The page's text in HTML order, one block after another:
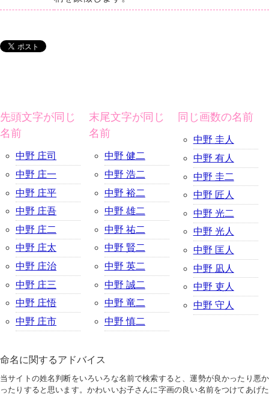
先頭文字が同じ
名前
中野 庄司
中野 庄一
中野 庄平
中野 庄吾
中野 庄二
中野 庄太
中野 庄治
中野 庄三
中野 庄悟
中野 庄市
末尾文字が同じ
名前
中野 健二
中野 浩二
中野 裕二
中野 雄二
中野 祐二
中野 賢二
中野 英二
中野 誠二
中野 竜二
中野 慎二
同じ画数の名前
中野 圭人
中野 有人
中野 圭二
中野 匠人
中野 光二
中野 光人
中野 匡人
中野 凪人
中野 吏人
中野 守人
命名に関するアドバイス
当サイトの姓名判断をいろいろな名前で検索すると、運勢が良かったり悪か
ったりすると思います。かわいいお子さんに字画の良い名前をつけてあげた